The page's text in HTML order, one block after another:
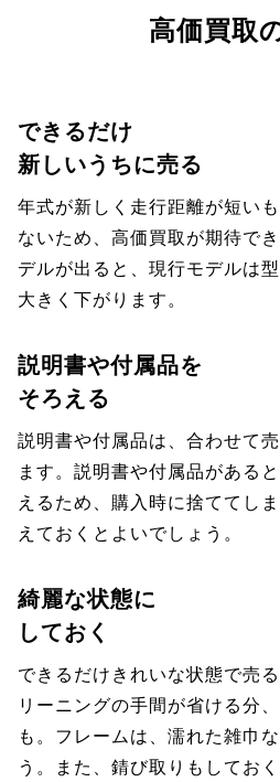
高価買取
できるだけ
新しいうちに売る
年式が新しく走行距離が短い
ないため、高価買取が期待で
デルが出ると、現行モデルは
大きく下がります。
説明書や付属品を
そろえる
説明書や付属品は、合わせて
ます。説明書や付属品がある
えるため、購入時に捨ててし
えておくとよいでしょう。
綺麗な状態に
しておく
できるだけきれいな状態で売
リーニングの手間が省ける分
も。フレームは、濡れた雑巾
う。また、錆び取りもしてお